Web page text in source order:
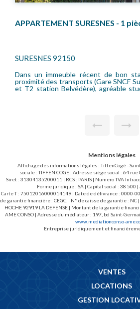
pièce(s) - 24.23 m2
standing, situé à toute
Suresnes Mont-Valérien
studio comprenant : une
Bel
situé en
gare
l'état des
Mentions légales
Affichage des informations légales : TiffenCogé -
sociale : TIFFEN COGE | Adresse siège social : 64
Siret : 31304135200011 | RCS : PARIS | Numero TVA
Forme juridique : SA | Capital social : 38 500 |
Carte T : 75012016000014149 | Date de délivrance : 0000-
de garantie financière : CEGC. | N° de caisse de garantie :
HOCHE 92919 LA DEFENSE | Montant de la garantie
AME CONSO | Adresse du médiateur : 197, bd Saint-
www.mediationconso-
Entreprise juridiquement et
VENTES
LOCATIONS
GESTION